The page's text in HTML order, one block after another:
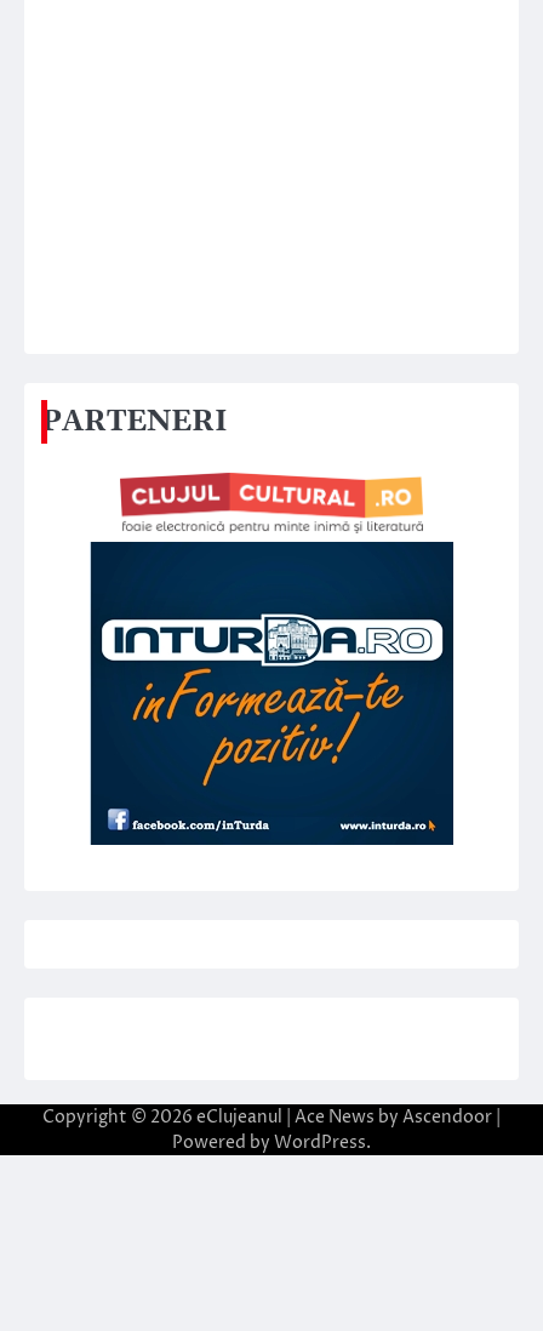
PARTENERI
Copyright © 2026 eClujeanul | Ace News by Ascendoor
Powered by WordPress.